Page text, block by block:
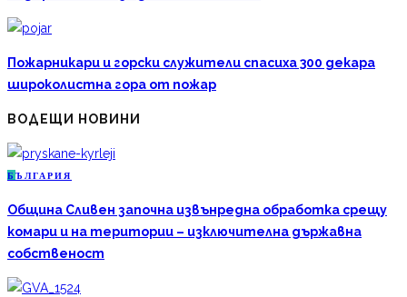
Пожарникари и горски служители спасиха 300 декара
широколистна гора от пожар
ВОДЕЩИ НОВИНИ
Б ЪЛГАРИЯ
Община Сливен започна извънредна обработка срещу
комари и на територии – изключителна държавна
собственост